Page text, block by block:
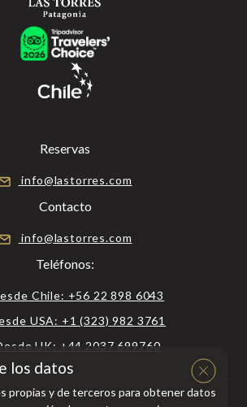
Reservas
info@lastorres.com
Contacto
info@lastorres.com
Teléfonos:
Chile: +56 22 898 6043
USA: +1 (323) 982 3761
UK: +44 2037 699760
los datos
propias y de terceros para obtener datos